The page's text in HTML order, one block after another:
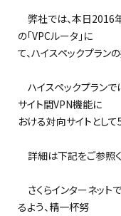
弊社では、本日2016
の「VPCルータ」に
て、ハイスペックプラン
ハイスペックプランで
サイト間VPN機能に
おける対向サイトとし
詳細は下記をご参照く
さくらインターネット
るよう、精一杯努